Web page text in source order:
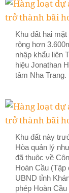
Khu đất hai
rộng hơn
nhập khẩu liên
hiệu Jonathan
tâm Nha Trang.
Khu đất này
Hòa quản lý
đã thuộc về
Hoàn Cầu (Tập
UBND tỉnh
phép Hoàn